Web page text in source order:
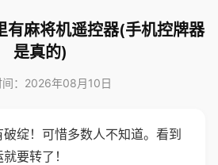
有麻将机遥控器(手机控牌器
是真的)
间：2026年08月10日
绽！可惜多数人不知道。看到
要转了！